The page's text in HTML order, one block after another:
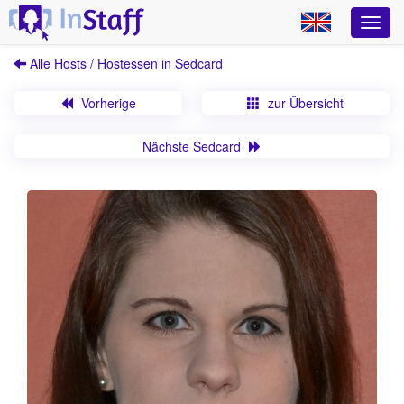
Alle Hosts / Hostessen in Sedcard
Vorherige zur Übersicht
Nächste Sedcard